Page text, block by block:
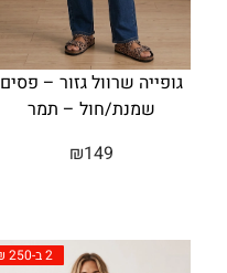
גופייה שרוול גזור – פסים
שמנת/חול – תמר
₪149
2 ב-250 ₪